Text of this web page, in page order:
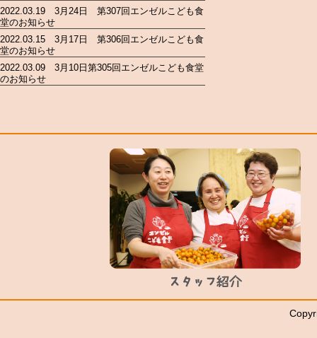
2022.03.19 3月24日 第307回エンゼルこども食
堂のお知らせ
2022.03.15 3月17日 第306回エンゼルこども食
堂のお知らせ
2022.03.09 3月10日第305回エンゼルこども食堂
のお知らせ